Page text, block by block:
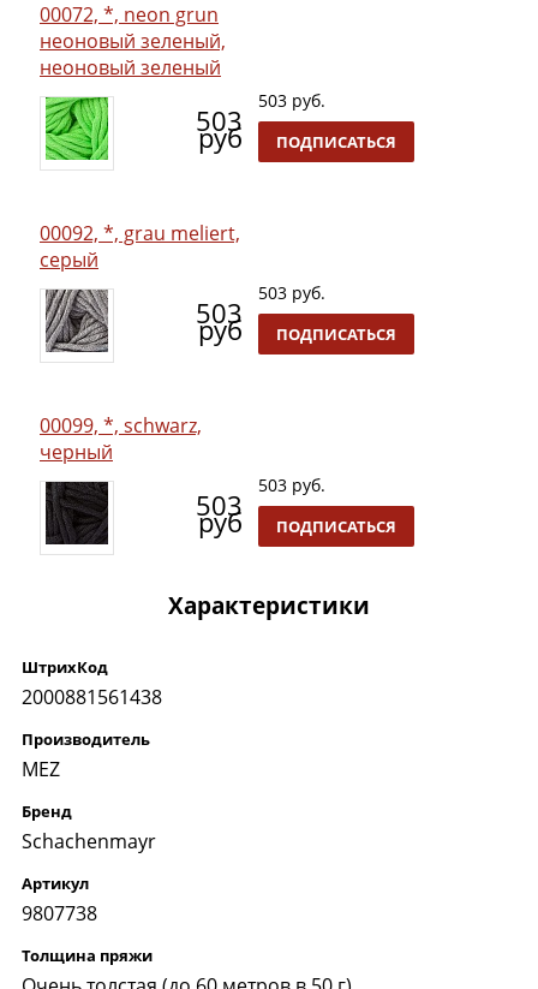
00072, *, neon grun
неоновый зеленый,
неоновый зеленый
503
руб
503 руб.
ПОДПИСАТЬСЯ
00092, *, grau meliert,
серый
503
руб
503 руб.
ПОДПИСАТЬСЯ
00099, *, schwarz,
черный
503
руб
503 руб.
ПОДПИСАТЬСЯ
Характеристики
ШтрихКод
2000881561438
Производитель
MEZ
Бренд
Schachenmayr
Артикул
9807738
Толщина пряжи